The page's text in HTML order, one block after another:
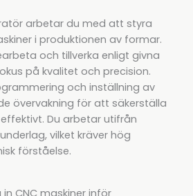
arbetar du med att styra
i produktionen av formar.
och tillverka enligt givna
på kvalitet och precision.
och inställning av
övervakning för att säkerställa
Du arbetar utifrån
vilket kräver hög
förståelse.
CNC maskiner inför